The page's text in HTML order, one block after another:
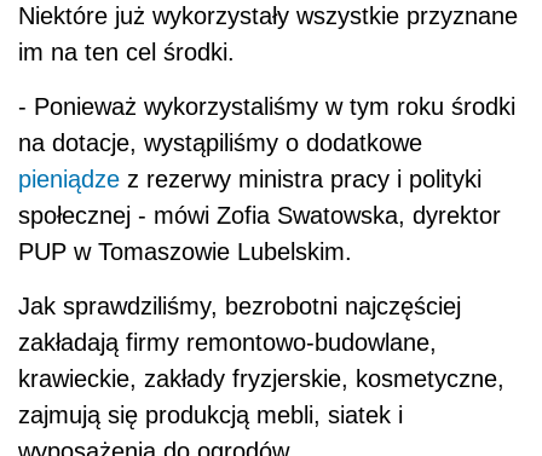
Niektóre już wykorzystały wszystkie przyznane
im na ten cel środki.
- Ponieważ wykorzystaliśmy w tym roku środki
na dotacje, wystąpiliśmy o dodatkowe
pieniądze z rezerwy ministra pracy i polityki
społecznej - mówi Zofia Swatowska, dyrektor
PUP w Tomaszowie Lubelskim.
Jak sprawdziliśmy, bezrobotni najczęściej
zakładają firmy remontowo-budowlane,
krawieckie, zakłady fryzjerskie, kosmetyczne,
zajmują się produkcją mebli, siatek i